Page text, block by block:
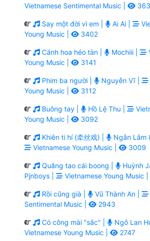
Vietnamese Sentimental Music |
Say một đời vì em | Ai Ai |
Young Music |
3402
Cánh hoa héo tàn | Mochiii |
Young Music |
3141
Phim ba người | Nguyễn Vĩ |
Young Music |
3112
Buông tay | Hồ Lệ Thu |
Young Music |
3092
Khiên ti hí (牵丝戏) |
Ngân Lâm
Vietnamese Young Music |
3009
Quăng tao cái boong |
Huỳnh
Pjnboys |
Vietnamese Young Music |
Rồi cũng già | Vũ Thành An |
Sentimental Music |
2943
Có công mài "sắc" |
Ngô Lan
Vietnamese Young Music |
2747